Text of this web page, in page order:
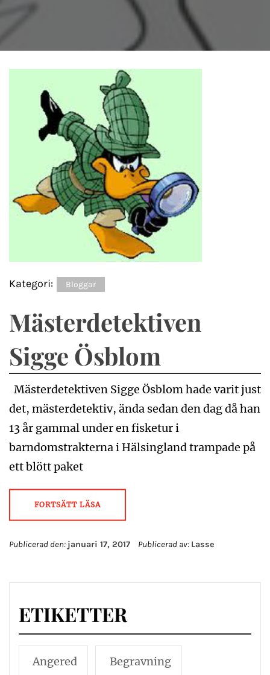
Kategori: Bloggar
Mästerdetektiven
Sigge Ösblom
Mästerdetektiven Sigge Ösblom hade varit just
det, mästerdetektiv, ända sedan den dag då han
13 år gammal under en fisketur i
barndomstrakterna i Hälsingland trampade på
ett blött paket
FORTSÄTT LÄSA
Publicerad den: januari 17, 2017 Publicerad av: Lasse
ETIKETTER
Angered Begravning